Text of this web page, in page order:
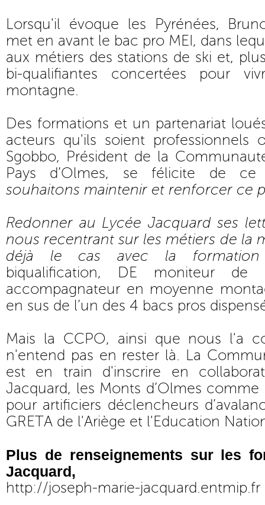
Lorsqu'il évoque les Pyrénées,
met en avant le bac pro MEI, dans
aux métiers des stations de ski et,
bi-qualifiantes concertées pour
montagne.
Des formations et un partenariat
acteurs qu'ils soient professionnels
Sgobbo, Président de la
Pays d’Olmes, se félicite de ce
souhaitons maintenir et renforcer ce
Redonner au Lycée Jacquard ses
nous recentrant sur les métiers de la
déjà le cas avec la formation
biqualification, DE moniteur
accompagnateur en moyenne
en sus de l’un des 4 bacs pros
Mais la CCPO, ainsi que nous l'a
n'entend pas en rester là. La
est en train d'inscrire en
Jacquard, les Monts d’Olmes
pour artificiers déclencheurs
GRETA de l'Ariège et l'Education
Plus de renseignements sur les
Jacquard,
http://joseph-marie-jacquard.entmip.fr